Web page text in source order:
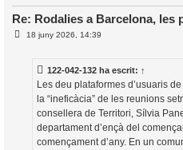
Re: Rodalies a Barcelona, les
E18 juny 2026, 14:39
122-042-132 ha escrit: ↑
Les deu plataformes d’usuaris
la “ineficàcia” de les reunions
consellera de Territori, Sílvia
departament d’ençà del
començament d’any. En un